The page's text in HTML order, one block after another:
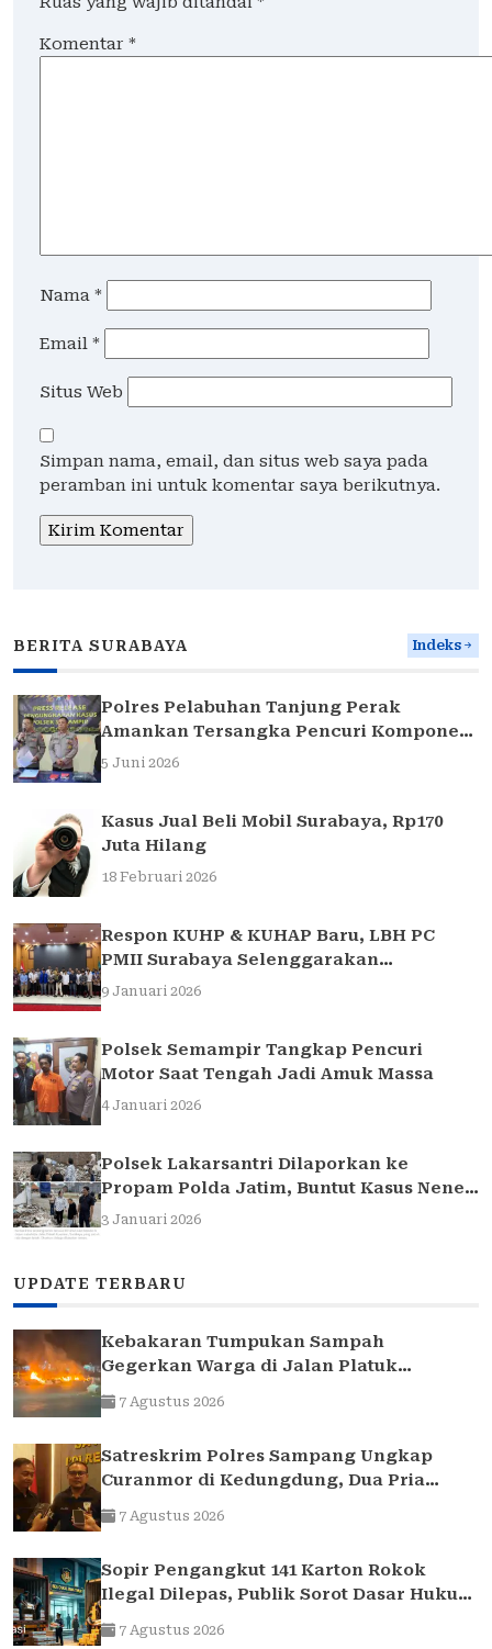
Komentar *
Nama *
Email *
Situs Web
Simpan nama, email, dan situs web saya pada
peramban ini untuk komentar saya berikutnya.
BERITA SURABAYA Indeks
Polres Pelabuhan Tanjung Perak
Amankan Tersangka Pencuri Komponen
Traffic Light di Surabaya
5 Juni 2026
Kasus Jual Beli Mobil Surabaya, Rp170
Juta Hilang
18 Februari 2026
Respon KUHP & KUHAP Baru, LBH PC
PMII Surabaya Selenggarakan
Sarasehan Hukum
9 Januari 2026
Polsek Semampir Tangkap Pencuri
Motor Saat Tengah Jadi Amuk Massa
4 Januari 2026
Polsek Lakarsantri Dilaporkan ke
Propam Polda Jatim, Buntut Kasus Nenek
Elina
3 Januari 2026
UPDATE TERBARU
Kebakaran Tumpukan Sampah
Gegerkan Warga di Jalan Platuk
Donomulyo Surabaya
7 Agustus 2026
Satreskrim Polres Sampang Ungkap
Curanmor di Kedungdung, Dua Pria
Diamankan
7 Agustus 2026
Sopir Pengangkut 141 Karton Rokok
Ilegal Dilepas, Publik Sorot Dasar Hukum
Bea Cukai Juanda
7 Agustus 2026